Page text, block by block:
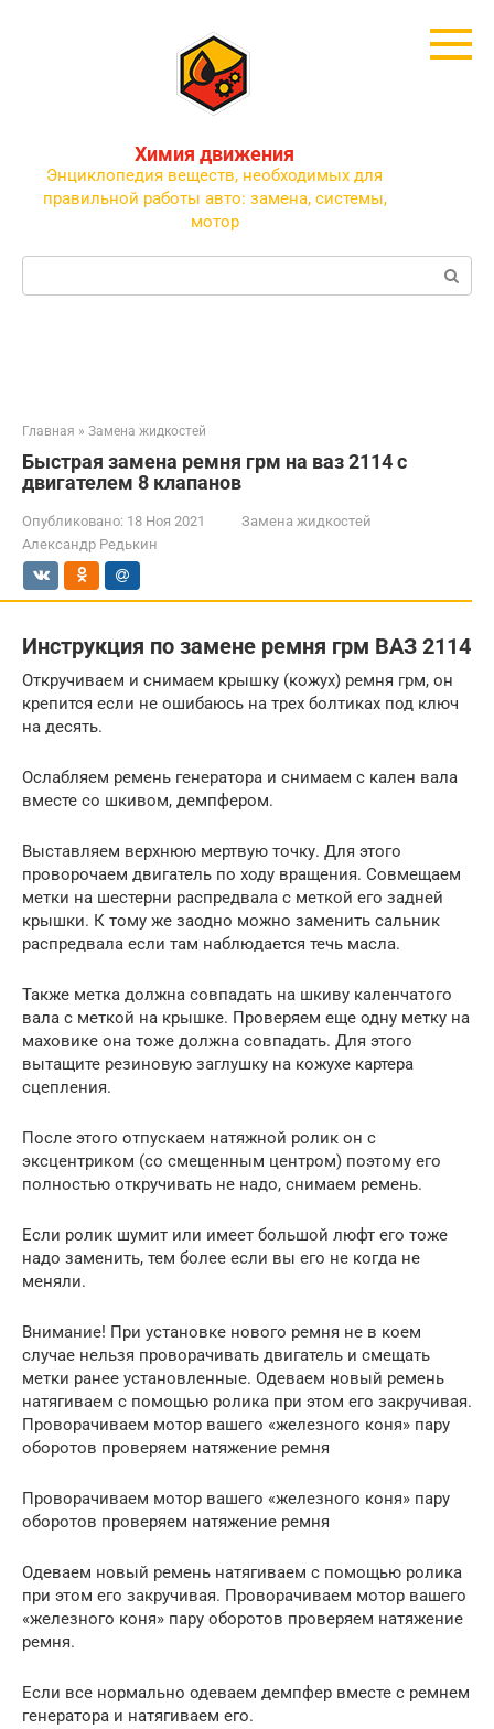
Химия движения
Энциклопедия веществ, необходимых для
правильной работы авто: замена, системы,
мотор
Поиск:
Главная » Замена жидкостей
Быстрая замена ремня грм на ваз 2114 с
двигателем 8 клапанов
Опубликовано: 18 Ноя 2021
Замена жидкостей
Александр Редькин
Инструкция по замене ремня грм ВАЗ 2114
Откручиваем и снимаем крышку (кожух) ремня грм, он
крепится если не ошибаюсь на трех болтиках под ключ
на десять.
Ослабляем ремень генератора и снимаем с кален вала
вместе со шкивом, демпфером.
Выставляем верхнюю мертвую точку. Для этого
проворочаем двигатель по ходу вращения. Совмещаем
метки на шестерни распредвала с меткой его задней
крышки. К тому же заодно можно заменить сальник
распредвала если там наблюдается течь масла.
Также метка должна совпадать на шкиву каленчатого
вала с меткой на крышке. Проверяем еще одну метку на
маховике она тоже должна совпадать. Для этого
вытащите резиновую заглушку на кожухе картера
сцепления.
После этого отпускаем натяжной ролик он с
эксцентриком (со смещенным центром) поэтому его
полностью откручивать не надо, снимаем ремень.
Если ролик шумит или имеет большой люфт его тоже
надо заменить, тем более если вы его не когда не
меняли.
Внимание! При установке нового ремня не в коем
случае нельзя проворачивать двигатель и смещать
метки ранее установленные. Одеваем новый ремень
натягиваем с помощью ролика при этом его закручивая.
Проворачиваем мотор вашего «железного коня» пару
оборотов проверяем натяжение ремня
Проворачиваем мотор вашего «железного коня» пару
оборотов проверяем натяжение ремня
Одеваем новый ремень натягиваем с помощью ролика
при этом его закручивая. Проворачиваем мотор вашего
«железного коня» пару оборотов проверяем натяжение
ремня.
Если все нормально одеваем демпфер вместе с ремнем
генератора и натягиваем его.